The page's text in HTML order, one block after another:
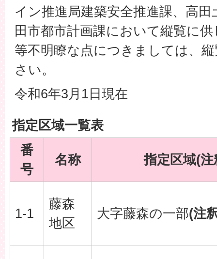
イン推進局建築安全推進課、高
田市都市計画課において縦覧に
等不明瞭な点につきましては、
さい。
令和6年3月1日現在
指定区域一覧表
番
号
名称 指定区域(注
1-1
藤森
地区
大字藤森の一部(注